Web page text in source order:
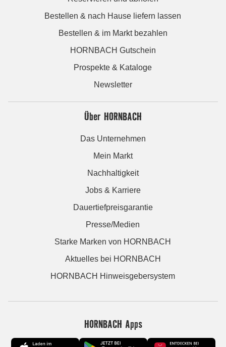
Bestellen & nach Hause liefern lassen
Bestellen & im Markt bezahlen
HORNBACH Gutschein
Prospekte & Kataloge
Newsletter
Über HORNBACH
Das Unternehmen
Mein Markt
Nachhaltigkeit
Jobs & Karriere
Dauertiefpreisgarantie
Presse/Medien
Starke Marken von HORNBACH
Aktuelles bei HORNBACH
HORNBACH Hinweisgebersystem
HORNBACH Apps